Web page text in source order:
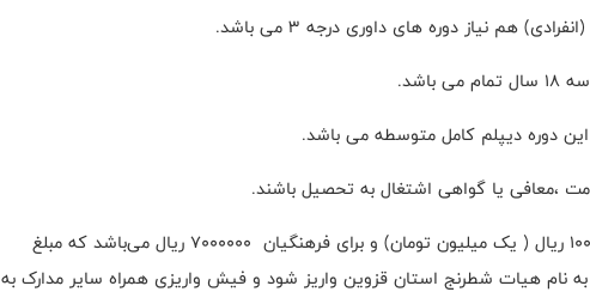
هم نیاز دوره های داوری درجه ۳ می باشد.
دوره دیپلم کامل متوسطه می باشد.
،معافی یا گواهی اشتغال به تحصیل باشند.
✏️ هزینه شرکت در این دوره مبلغ ۱۰۰۰۰۰۰۰ ریال ( یک میلیون تومان) و برای فرهنگیان ۷۰۰۰۰۰۰ ریال می‌باشد که مبلغ
مذکور به شماره کارت 6037991899701431 به نام هیات شطرنج استان قزوین واریز شود و فیش واریزی همراه سایر مدارک به